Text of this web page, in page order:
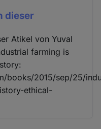
dieser
Atikel von Yuval
farming is
books/2015/sep/25/
ethical-